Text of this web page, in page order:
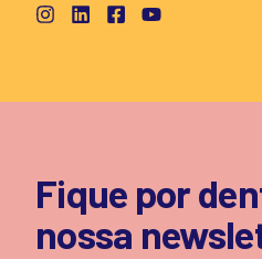
Fique por
nossa